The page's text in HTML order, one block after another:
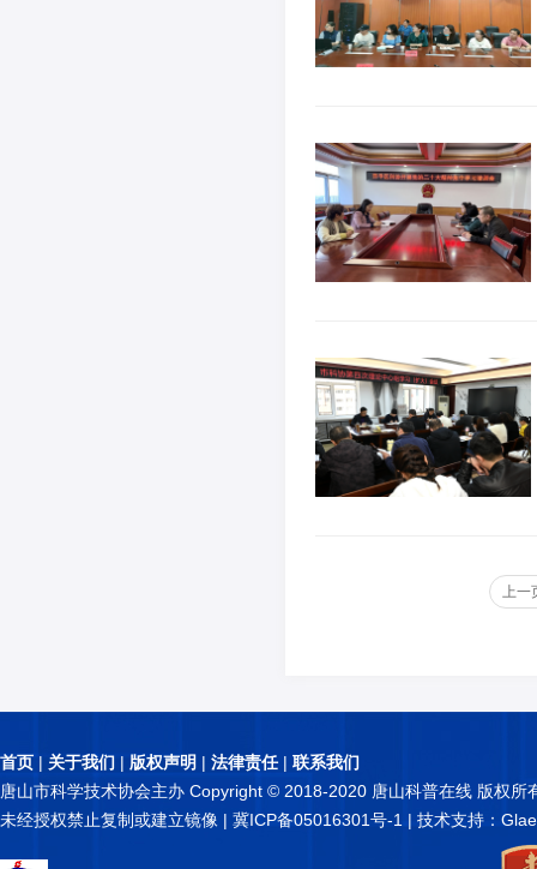
上一
首页 | 关于我们 | 版权声明 | 法律责任| 联系我们
唐山市科学技术协会主办 Copyright © 2018-2020 唐山科普在线 版权所
未经授权禁止复制或建立镜像 | 冀ICP备05016301号-1 | 技术支持：